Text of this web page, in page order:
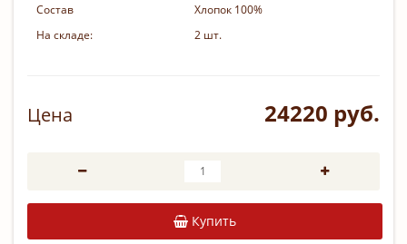
Состав
Хлопок 100%
На складе:
2 шт.
Цена 24220 руб.
Купить